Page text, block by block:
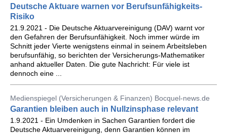
Deutsche Aktuare warnen vor Berufsunfähigkeits-
Risiko
21.9.2021 - Die Deutsche Aktuarvereinigung (DAV) warnt vor
den Gefahren der Berufsunfähigkeit. Noch immer würde im
Schnitt jeder Vierte wenigstens einmal in seinem Arbeitsleben
berufsunfähig, so berichten der Versicherungs-Mathematiker
anhand aktueller Daten. Die gute Nachricht: Für viele ist
dennoch eine ...
Medienspiegel (Versicherungen & Finanzen) Bocquel-news.de
Garantien bleiben auch in Nullzinsphase relevant
1.9.2021 - Ein Umdenken in Sachen Garantien fordert die
Deutsche Aktuarvereinigung, denn Garantien können im